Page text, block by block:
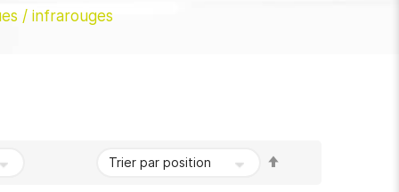
/ infrarouges